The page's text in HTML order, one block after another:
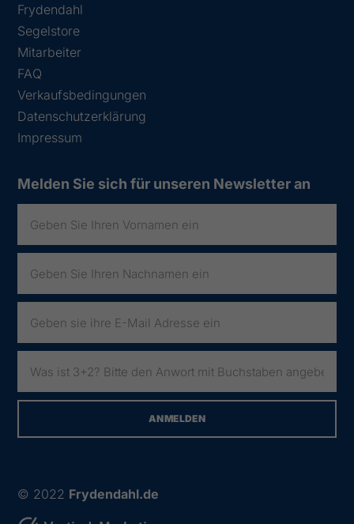
Frydendahl
Segelstore
Mitarbeiter
FAQ
Verkaufsbedingungen
Datenschutzerklärung
Impressum
Melden Sie sich für unseren Newsletter an
© 2022 Frydendahl.de